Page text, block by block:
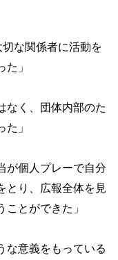
切な関係者に活動を
」
なく、団体内部のた
」
が個人プレーで自分
とり、広報全体を見
とができた」
な意義をもっている